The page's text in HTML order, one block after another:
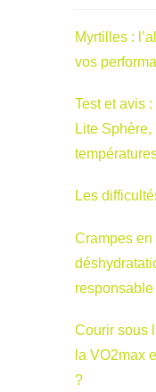
Myrtilles :
vos
Test et avis
Lite
Les
Crampes en
responsable
Courir sous
la VO2max
?